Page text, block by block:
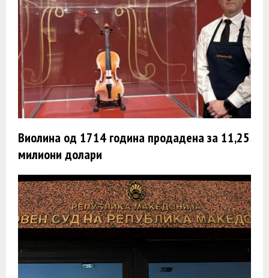
Виолина од 1714 година продадена за 11,25
милиони долари